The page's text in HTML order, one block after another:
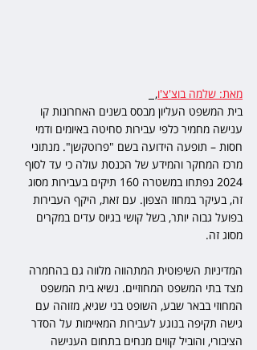
מאת: שלמה בוצ'צ'ו,
בית המשפט העליון מבסס בשנים האחרונות קו
ענישה מחמיר כלפי עבירות סחיטה באיומים ודמי
חסות – תופעה הידועה בשם "פרוטקשן". מנתוני
מרכז המחקר והמידע של הכנסת עולה כי עד לסוף
2024 נפתחו במשטרה 160 תיקים בעבירות מסוג
זה, בעיקר במחוז הצפון. עם זאת, היקף העבירות
בפועל גבוה יותר, בשל קושי בגיוס עדים במקרים
מסוג זה.
המדיניות השיפוטית המתהווה מלווה גם בהחמרה
מצד בתי המשפט המחוזיים. נשיא בית המשפט
המחוזי בבאר שבע, השופט בני שגיא, מזוהה עם
גישה תקיפה בנוגע לעבירות המאיימות על הסדר
הציבורי, והוביל קווים מנחים בתחום הענישה